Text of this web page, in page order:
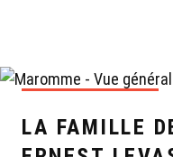
LA FAMILLE